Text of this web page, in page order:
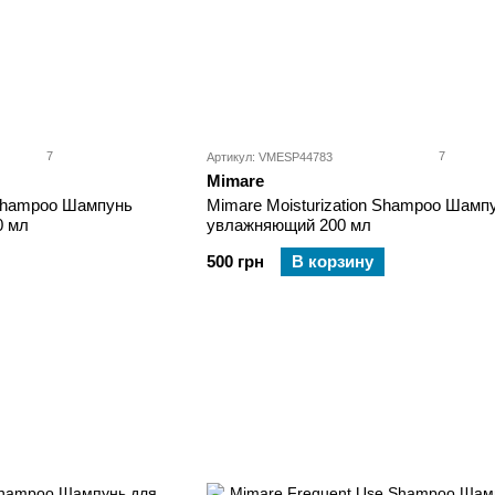
7
Шампунь
мл
Артикул: VMESP44783 7
Mimare
Mimare Moisturization Shampoo
увлажняющий 200 мл
500 грн
В корзину